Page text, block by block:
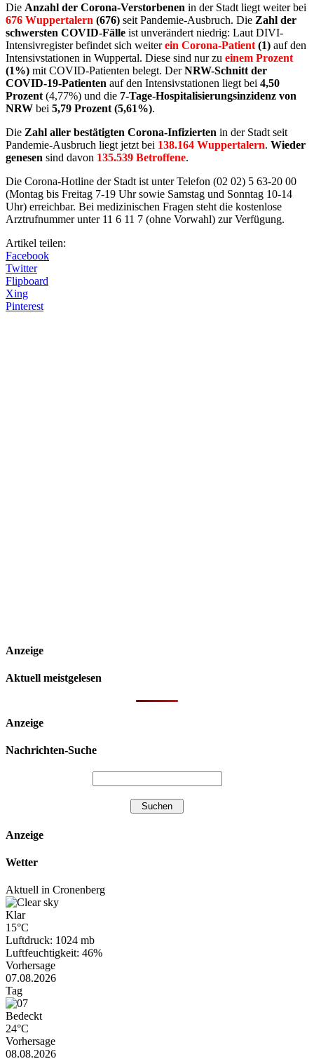
Die Anzahl der Corona-Verstorbenen in der Stadt liegt weiter bei
676 Wuppertalern (676) seit Pandemie-Ausbruch. Die Zahl der
schwersten COVID-Fälle ist unverändert niedrig: Laut DIVI-
Intensivregister befindet sich weiter ein Corona-Patient (1) auf den
Intensivstationen in Wuppertal. Diese sind nur zu einem Prozent
(1%) mit COVID-Patienten belegt. DerNRW-Schnitt der
COVID-19-Patienten auf den Intensivstationen liegt bei 4,50
Prozent (4,77%) und die 7-Tage-Hospitalisierungsinzidenz von
NRW bei 5,79 Prozent (5,61%).
Die Zahl aller bestätigten Corona-Infizierten in der Stadt seit
Pandemie-Ausbruch liegt jetzt bei 138.164 Wuppertalern. Wieder
genesen sind davon 135.539 Betroffene.
Die Corona-Hotline der Stadt ist unter Telefon (02 02) 5 63-20 00
(Montag bis Freitag 7-19 Uhr sowie Samstag und Sonntag 10-14
Uhr) erreichbar. Bei medizinischen Fragen steht die kostenlose
Arztrufnummer unter 11 6 11 7 (ohne Vorwahl) zur Verfügung.
Artikel teilen:
Facebook
Twitter
Flipboard
Xing
Pinterest
Anzeige
Aktuell meistgelesen
Anzeige
Nachrichten-Suche
Anzeige
Wetter
Aktuell in Cronenberg
Klar
15°C
Luftdruck: 1024 mb
Luftfeuchtigkeit: 46%
Vorhersage
07.08.2026
Tag
Bedeckt
24°C
Vorhersage
08.08.2026